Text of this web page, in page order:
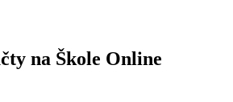
na Škole Online